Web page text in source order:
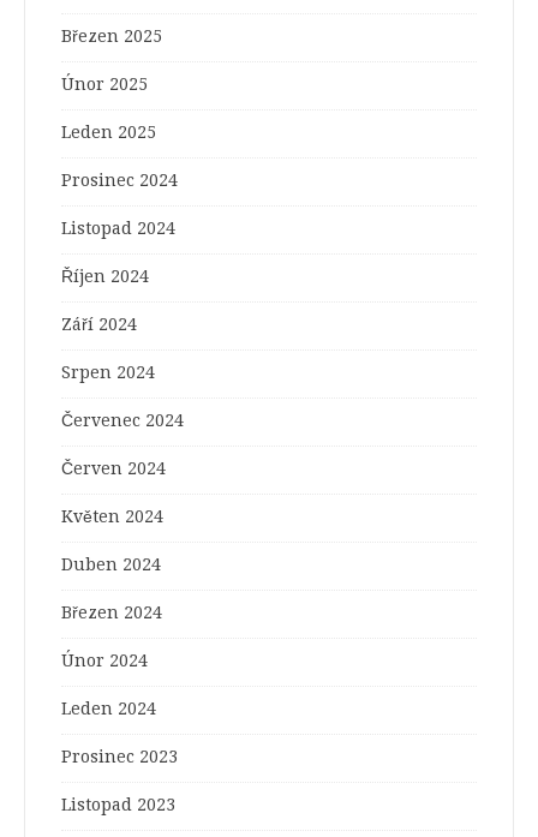
Březen 2025
Únor 2025
Leden 2025
Prosinec 2024
Listopad 2024
Říjen 2024
Září 2024
Srpen 2024
Červenec 2024
Červen 2024
Květen 2024
Duben 2024
Březen 2024
Únor 2024
Leden 2024
Prosinec 2023
Listopad 2023